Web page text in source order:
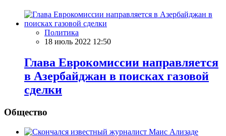
Политика
18 июль 2022 12:50
Глава Еврокомиссии направляется
в Азербайджан в поисках газовой
сделки
Общество